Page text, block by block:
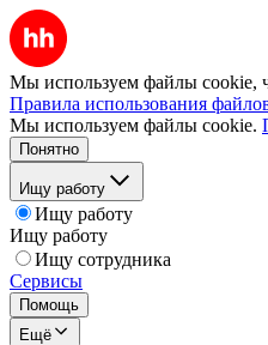
Мы используем файлы cookie,
Правила использования
Мы используем файлы cookie.
Понятно
Ищу работу
Ищу работу
Ищу работу
Ищу сотрудника
Сервисы
Помощь
Ещё